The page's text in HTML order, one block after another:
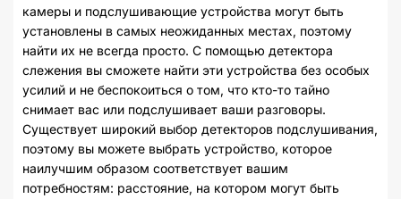
камеры и подслушивающие устройства могут быть
установлены в самых неожиданных местах, поэтому
найти их не всегда просто. С помощью детектора
слежения вы сможете найти эти устройства без особых
усилий и не беспокоиться о том, что кто-то тайно
снимает вас или подслушивает ваши разговоры.
Существует широкий выбор детекторов подслушивания,
поэтому вы можете выбрать устройство, которое
наилучшим образом соответствует вашим
потребностям: расстояние, на котором могут быть